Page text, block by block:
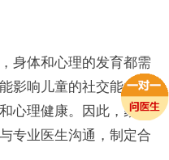
身体和心理的发育都需
影响儿童的社交能力和
心理健康。因此，家长
专业医生沟通，制定合